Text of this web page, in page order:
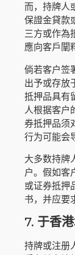
而，持牌人
保證金貸款
三方或作為
應向客戶闡
倘若客户签
出予或存放
抵押品具有
人根据客户
券抵押品须
行为可能会
大多数持牌
户。假如客
或证券抵押
书，并应要
7. 于香
持牌或注册